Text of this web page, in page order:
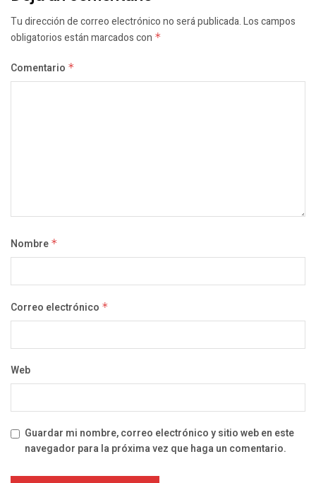
Tu dirección de correo electrónico no será publicada.Los campos
obligatorios están marcados con *
Comentario *
Nombre *
Correo electrónico *
Web
Guardar mi nombre, correo electrónico y sitio web en este
navegador para la próxima vez que haga un comentario.